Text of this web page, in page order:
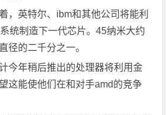
，英特尔、ibm和其他公司将能利
统制造下一代芯片。45纳米大约
径的二千分之一。
今年稍后推出的处理器将利用金
这能使他们在和对手amd的竞争